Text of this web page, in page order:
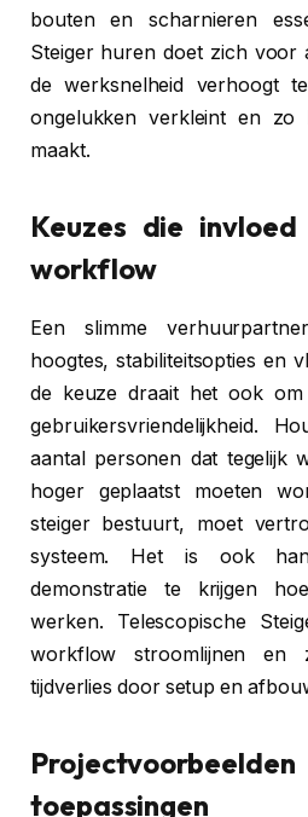
bouten en scharnieren
Steiger huren doet zich voor
de werksnelheid verhoogt
ongelukken verkleint en zo
maakt.
Keuzes die
workflow
Een slimme
hoogtes, stabiliteitsopties en
de keuze draait het ook om
gebruikersvriendelijkheid.
aantal personen dat tegelijk
hoger geplaatst moeten
steiger bestuurt, moet
systeem. Het is ook
demonstratie te krijgen
werken. Telescopische
workflow stroomlijnen en
tijdverlies door setup en
toepassingen